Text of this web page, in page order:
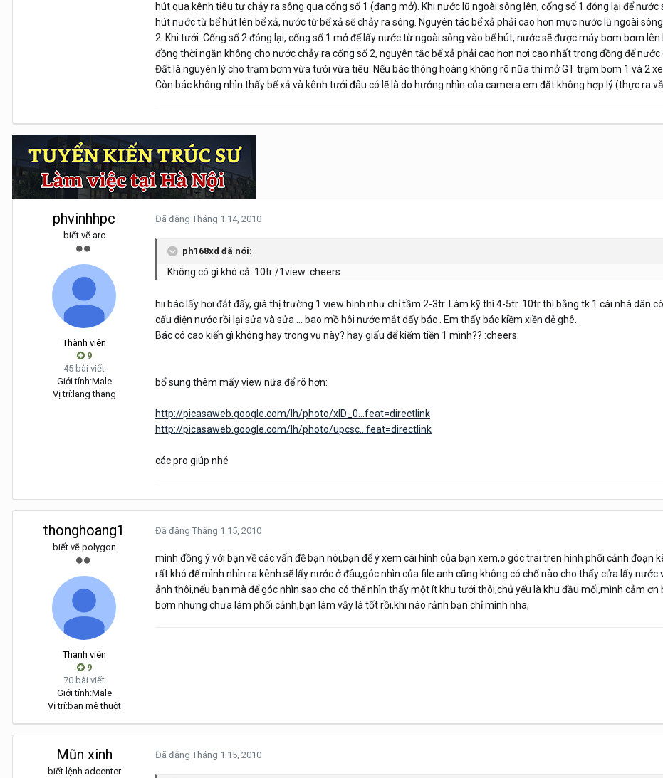
hút qua kênh tiêu tự chảy ra sông qua cống số 1 (đang mở). Khi nước lũ ngoài sông lên, cống số 1 đóng lại để
hút nước từ bể hút lên bể xả, nước từ bể xả sẽ chảy ra sông. Nguyên tác bể xả phải cao hơn mực nước lũ ngoài
2. Khi tưới: Cống số 2 đóng lại, cống số 1 mở để lấy nước từ ngoài sông vào bể hút, nước sẽ được máy bơm bơm
đồng thời ngăn không cho nước chảy ra cống số 2, nguyên tắc bể xả phải cao hơn nơi cao nhất trong đồng để nước
Đất là nguyên lý cho trạm bơm vừa tưới vừa tiêu. Nếu bác thông hoàng không rõ nữa thì mở GT trạm bơm 1 và 2
Còn bác không nhìn thấy bể xả và kênh tưới đâu có lẽ là do hướng nhìn của camera em đặt không hợp lý (thực ra
phvinhhpc
biết vẽ arc
Thành viên
9
45 bài viết
Giới tính:Male
Vị trí:lang thang
Đã đăng Tháng 1 14, 2010
ph168xd đã nói:
Không có gì khó cả. 10tr /1view :cheers:
hii bác lấy hơi đắt đấy, giá thị trường 1 view hình như chỉ tầm 2-3tr. Làm kỹ thì 4-5tr. 10tr thì bằng tk 1 cái nhà dân
cấu điện nước rồi lại sửa và sửa ... bao mồ hôi nước mắt dấy bác . Em thấy bác kiềm xiền dễ ghê.
Bác có cao kiến gì không hay trong vụ này? hay giấu để kiếm tiền 1 mình?? :cheers:
bổ sung thêm mấy view nữa để rõ hơn:
http://picasaweb.google.com/lh/photo/xlD_0...feat=directlink
http://picasaweb.google.com/lh/photo/upcsc...feat=directlink
các pro giúp nhé
thonghoang1
biết vẽ polygon
Thành viên
9
70 bài viết
Giới tính:Male
Vị trí:ban mê thuột
Đã đăng Tháng 1 15, 2010
mình đồng ý với bạn về các vấn đề bạn nói,bạn để ý xem cái hình của bạn xem,o góc trai tren hình phối cảnh
rất khó để mình nhìn ra kênh sẽ lấy nước ở đâu,góc nhìn của file anh cũng không có chổ nào cho thấy cửa lấy
ảnh thôi,nếu bạn mà để góc nhìn sao cho có thể nhìn thấy một ít khu tưới thôi,chủ yếu là khu đầu mối,mình cảm
bơm nhưng chưa làm phối cảnh,bạn làm vậy là tốt rồi,khi nào rảnh bạn chỉ mình nha,
Mũn xinh
biết lệnh adcenter
Đã đăng Tháng 1 15, 2010